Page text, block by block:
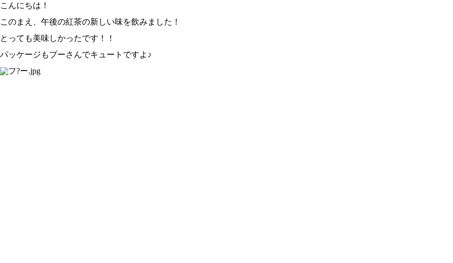
こんにちは！
このまえ、午後の紅茶の新しい味を飲みました！
とっても美味しかったです！！
パッケージもプーさんでキュートですよ♪